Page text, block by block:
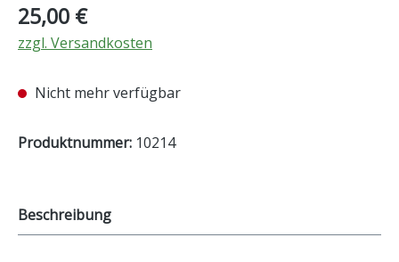
Regulärer Preis:
25,00 €
zzgl. Versandkosten
Nicht mehr verfügbar
Produktnummer: 10214
Beschreibung